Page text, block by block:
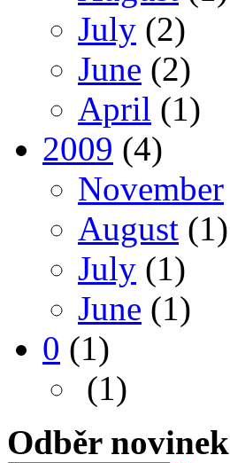
July (2)
June (2)
April (1)
2009 (4)
November
August (1)
July (1)
June (1)
0 (1)
(1)
Odběr novinek